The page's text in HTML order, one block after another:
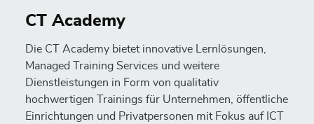
CT Academy
Die CT Academy bietet innovative Lernlösungen,
Managed Training Services und weitere
Dienstleistungen in Form von qualitativ
hochwertigen Trainings für Unternehmen, öffentliche
Einrichtungen und Privatpersonen mit Fokus auf ICT